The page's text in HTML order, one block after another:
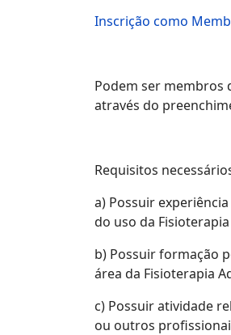
Inscrição como
Podem ser membros
através do
Requisitos
a) Possuir
do uso da
b) Possuir formação
área da Fisioterapia
c) Possuir atividade
ou outros